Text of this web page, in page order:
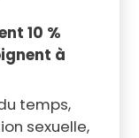
10 %
à
temps,
sexuelle,